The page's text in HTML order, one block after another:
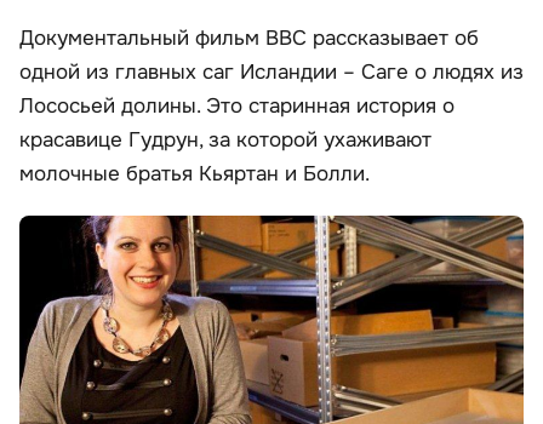
Документальный фильм BBC рассказывает об
одной из главных саг Исландии – Саге о людях из
Лососьей долины. Это старинная история о
красавице Гудрун, за которой ухаживают
молочные братья Кьяртан и Болли.